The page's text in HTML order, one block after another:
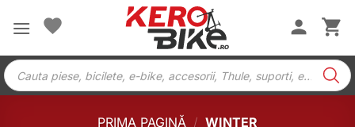
Products
search
PRIMA PAGINĂ / WINTER